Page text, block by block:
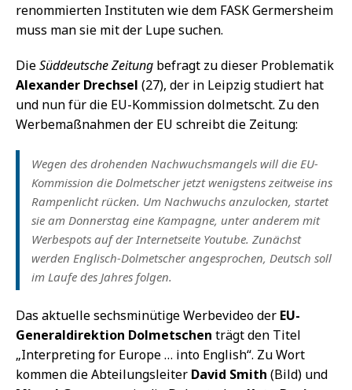
renommierten Instituten wie dem FASK Germersheim
muss man sie mit der Lupe suchen.
DieSüddeutsche Zeitung befragt zu dieser Problematik
Alexander Drechsel (27), der in Leipzig studiert hat
und nun für die EU-Kommission dolmetscht. Zu den
Werbemaßnahmen der EU schreibt die Zeitung:
Wegen des drohenden Nachwuchsmangels will die EU-
Kommission die Dolmetscher jetzt wenigstens zeitweise ins
Rampenlicht rücken. Um Nachwuchs anzulocken, startet
sie am Donnerstag eine Kampagne, unter anderem mit
Werbespots auf der Internetseite Youtube. Zunächst
werden Englisch-Dolmetscher angesprochen, Deutsch soll
im Laufe des Jahres folgen.
Das aktuelle sechsminütige Werbevideo der EU-
Generaldirektion Dolmetschen trägt den Titel
„Interpreting for Europe … into English“. Zu Wort
kommen die Abteilungsleiter David Smith (Bild) und